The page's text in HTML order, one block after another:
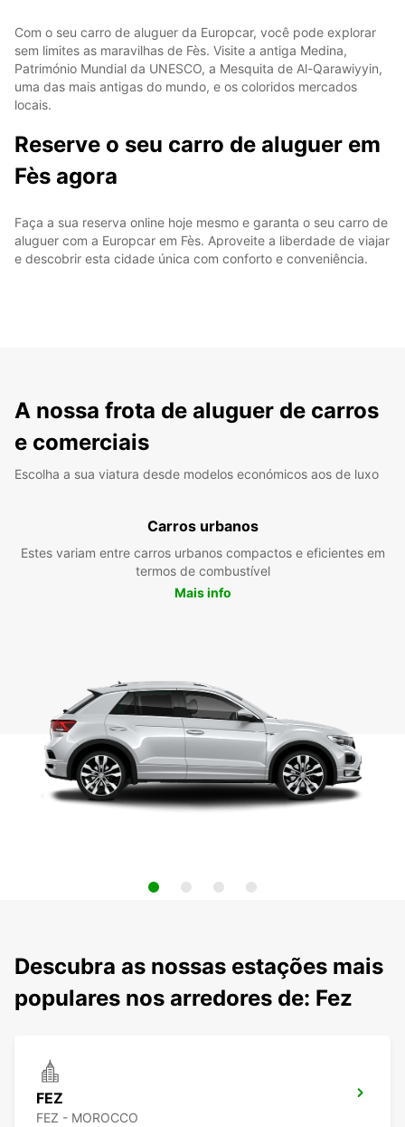
Com o seu carro de aluguer da Europcar, você pode explorar
sem limites as maravilhas de Fès. Visite a antiga Medina,
Património Mundial da UNESCO, a Mesquita de Al-Qarawiyyin,
uma das mais antigas do mundo, e os coloridos mercados
locais.
Reserve o seu carro de aluguer em
Fès agora
Faça a sua reserva online hoje mesmo e garanta o seu carro de
aluguer com a Europcar em Fès. Aproveite a liberdade de viajar
e descobrir esta cidade única com conforto e conveniência.
A nossa frota de aluguer de carros
e comerciais
Escolha a sua viatura desde modelos económicos aos de luxo
Carros urbanos
Estes variam entre carros urbanos compactos e eficientes em
termos de combustível
Mais info
Descubra as nossas estações mais
populares nos arredores de: Fez
FEZ
FEZ - MOROCCO